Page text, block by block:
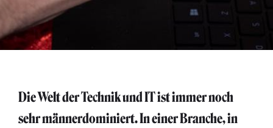
Die Welt der Technik und IT ist immer noch
sehr männerdominiert. In einer Branche, in